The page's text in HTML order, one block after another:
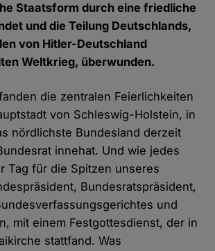
Staatsform durch eine friedliche
und die Teilung Deutschlands,
von Hitler-Deutschland
Weltkrieg, überwunden.
die zentralen Feierlichkeiten
von Schleswig-Holstein, in
nördlichste Bundesland derzeit
innehat. Und wie jedes
Tag für die Spitzen unseres
Bundesratspräsident,
und
mit einem Festgottesdienst, der in
stattfand. Was